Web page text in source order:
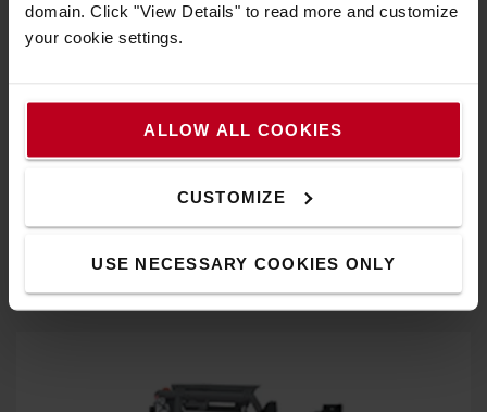
domain. Click "View Details" to read more and customize
your cookie settings.
ALLOW ALL COOKIES
CUSTOMIZE
USE NECESSARY COOKIES ONLY
l'environnement.